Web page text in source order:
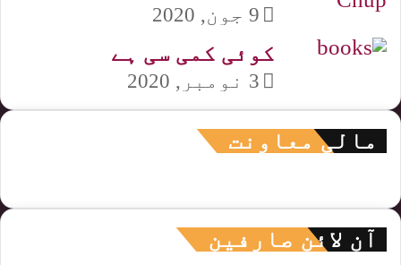
9 جون, 2020
کوئی کمی سی ہے
3 نومبر, 2020
مالی معاونت
آن لائن صارفین